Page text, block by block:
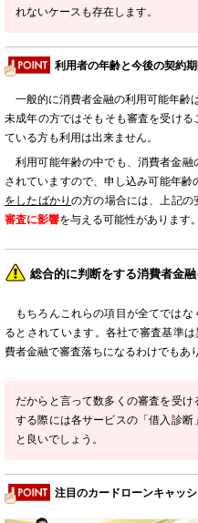
れないケースも存在します。
利用者の年齢と今後の契約
一般的に消費者金融の利用可能年齢
未成年の方ではそもそも審査を受け
ている方も利用は出来ません。
利用可能年齢の中でも、消費者金
されていますので、申し込み可能年
をしたばかりの方の場合には、上記の
審査に影響を与える可能性があります。
総合的に判断をする消費者金
もちろんこれらの項目が全てでは
るとされています。各社で審査基準
費者金融で審査落ちになるわけでもあ
だからと言って数多くの審査を受
する際には各サービスの「借入診
と良いでしょう。
注目のカードローンキャッ